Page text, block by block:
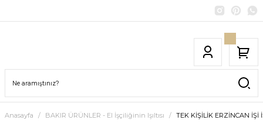
Anasayfa BAKIR ÜRÜNLER - El İşçiliğinin Işıltısı TEK KİŞİLİK ERZİNCAN İŞİ